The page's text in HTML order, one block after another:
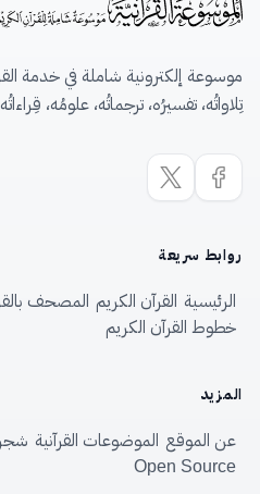
موسوعة إلكترونية شاملة في خدمة
تِلاواتُه، تفسيرُه، ترجماتُه، علومُه،
روابط سريعة
الرئيسية القرآن الكريم المصحف
خطوط القرآن الكريم
المزيد
عن الموقع الموضوعات القرآنية
Open Source